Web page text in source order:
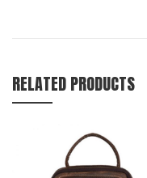
RELATED PRODUCTS